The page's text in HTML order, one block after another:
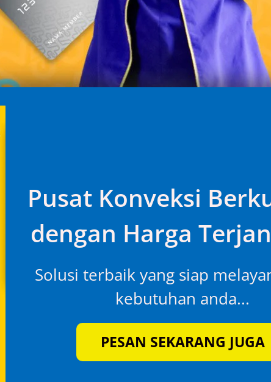
Pusat Konveksi
dengan Harga
Solusi terbaik yang siap
kebutuhan anda...
PESAN SEKARANG JUGA